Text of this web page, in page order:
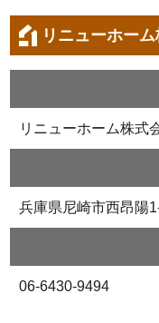
リニューホー
リニューホーム株式
兵庫県尼崎市西昂陽
06-6430-9494